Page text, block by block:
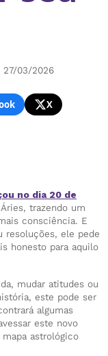
03/2026
X
no dia 20 de
trazendo um
consciência. E
resoluções, ele pede
honesto para aquilo
mudar atitudes ou
este pode ser
algumas
este novo
astrológico